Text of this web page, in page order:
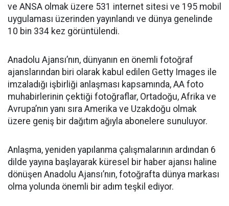
ve ANSA olmak üzere 531 internet sitesi ve 195 mobil
uygulaması üzerinden yayınlandı ve dünya genelinde
10 bin 334 kez görüntülendi.
Anadolu Ajansı’nın, dünyanın en önemli fotoğraf
ajanslarından biri olarak kabul edilen Getty Images ile
imzaladığı işbirliği anlaşması kapsamında, AA foto
muhabirlerinin çektiği fotoğraflar, Ortadoğu, Afrika ve
Avrupa’nın yanı sıra Amerika ve Uzakdoğu olmak
üzere geniş bir dağıtım ağıyla abonelere sunuluyor.
Anlaşma, yeniden yapılanma çalışmalarının ardından 6
dilde yayına başlayarak küresel bir haber ajansı haline
dönüşen Anadolu Ajansı’nın, fotoğrafta dünya markası
olma yolunda önemli bir adım teşkil ediyor.